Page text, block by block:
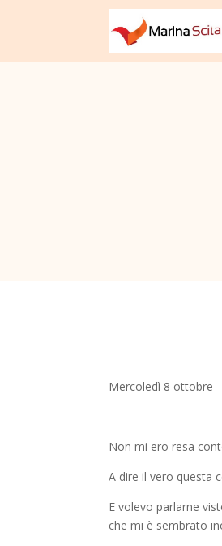
Mercoledì 8 ottobre
Non mi ero resa
A dire il vero questa
E volevo parlarne
che mi è sembrato